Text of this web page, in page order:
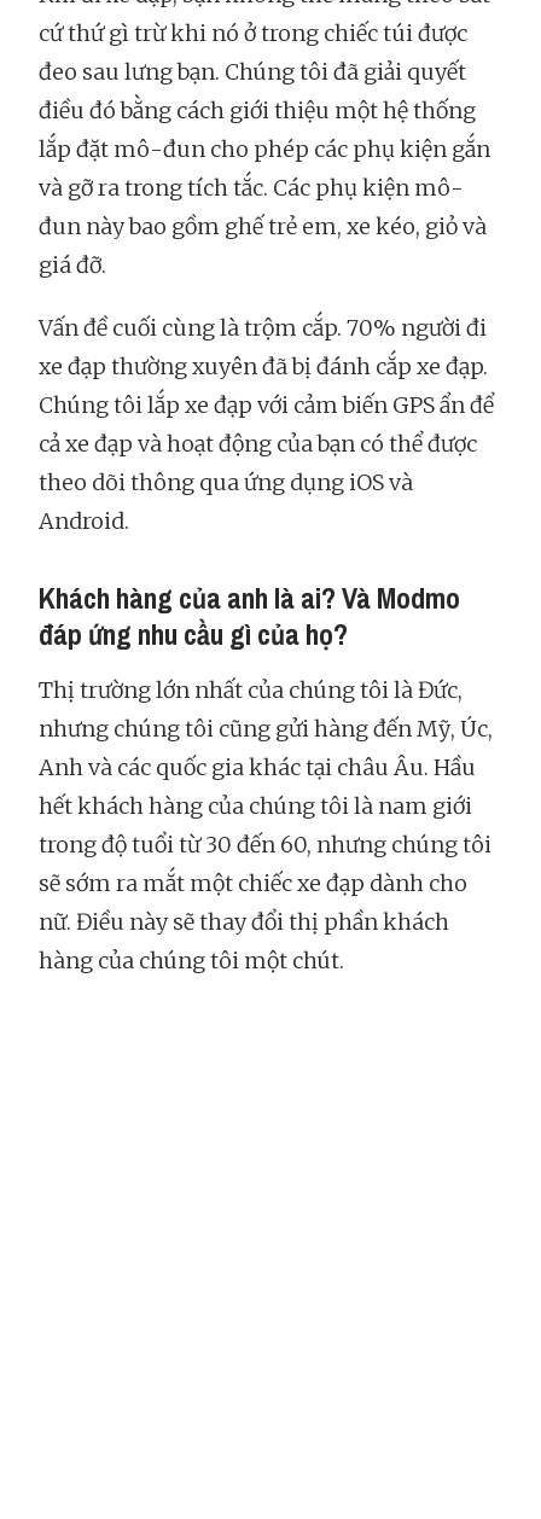
cứ thứ gì trừ khi nó ở trong chiếc túi được
đeo sau lưng bạn. Chúng tôi đã giải quyết
điều đó bằng cách giới thiệu một hệ thống
lắp đặt mô-đun cho phép các phụ kiện gắn
và gỡ ra trong tích tắc. Các phụ kiện mô-
đun này bao gồm ghế trẻ em, xe kéo, giỏ và
giá đỡ.
Vấn đề cuối cùng là trộm cắp. 70% người đi
xe đạp thường xuyên đã bị đánh cắp xe đạp.
Chúng tôi lắp xe đạp với cảm biến GPS ẩn để
cả xe đạp và hoạt động của bạn có thể được
theo dõi thông qua ứng dụng iOS và
Android.
Khách hàng của anh là ai? Và Modmo
đáp ứng nhu cầu gì của họ?
Thị trường lớn nhất của chúng tôi là Đức,
nhưng chúng tôi cũng gửi hàng đến Mỹ, Úc,
Anh và các quốc gia khác tại châu Âu. Hầu
hết khách hàng của chúng tôi là nam giới
trong độ tuổi từ 30 đến 60, nhưng chúng tôi
sẽ sớm ra mắt một chiếc xe đạp dành cho
nữ. Điều này sẽ thay đổi thị phần khách
hàng của chúng tôi một chút.